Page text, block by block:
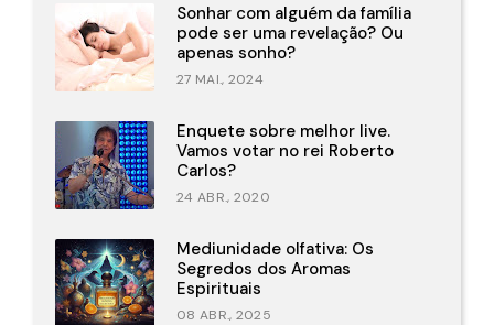
Sonhar com alguém da família
pode ser uma revelação? Ou
apenas sonho?
27 MAI., 2024
Enquete sobre melhor live.
Vamos votar no rei Roberto
Carlos?
24 ABR., 2020
Mediunidade olfativa: Os
Segredos dos Aromas
Espirituais
08 ABR., 2025